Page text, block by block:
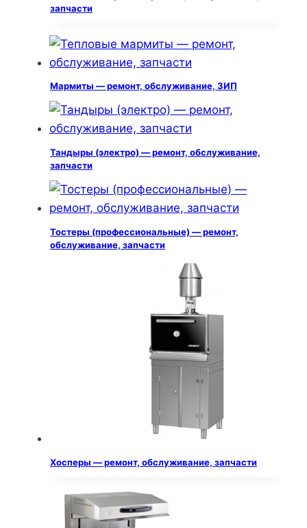
запчасти
Мармиты — ремонт, обслуживание, ЗИП
Тандыры (электро) — ремонт, обслуживание,
запчасти
Тостеры (профессиональные) — ремонт,
обслуживание, запчасти
Хосперы — ремонт, обслуживание, запчасти